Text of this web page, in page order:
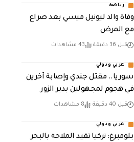
رياضة
وفاة والد ليونيل ميسي بعد صراع
مع المرض
قبل 36 دقيقة 43 مشاهدات
عربي ودولي
سوريا.. مقتل جندي وإصابة آخرين
في هجوم لمجهولين بدير الزور
قبل 40 دقيقة 8 مشاهدات
عربي ودولي
بلومبرغ: تركيا تقيد الملاحة بالبحر